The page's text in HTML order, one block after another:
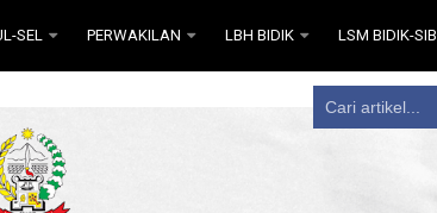
SEL PERWAKILAN LBH BIDIK LSM BIDIK-SIB